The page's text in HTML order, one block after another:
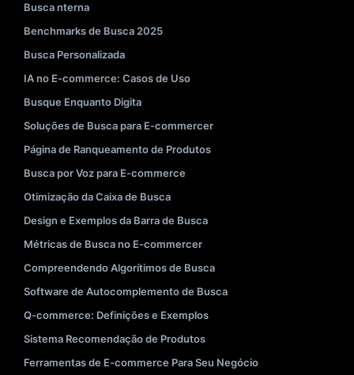
Busca nterna
Benchmarks de Busca 2025
Busca Personalizada
IA no E-commerce: Casos de Uso
Busque Enquanto Digita
Soluções de Busca para E-commercer
Página de Ranqueamento de Produtos
Busca por Voz para E-commerce
Otimização da Caixa de Busca
Design e Exemplos da Barra de Busca
Métricas de Busca no E-commercer
Compreendendo Algorítimos de Busca
Software de Autocomplemento de Busca
Q-commerce: Definições e Exemplos
Sistema Recomendação de Produtos
Ferramentas de E-commerce Para Seu Negócio